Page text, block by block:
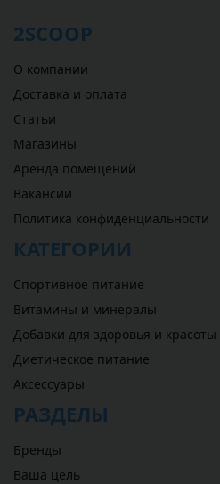
2SCOOP
О компании
Доставка и оплата
Статьи
Магазины
Аренда помещений
Вакансии
Политика конфиденциальности
КАТЕГОРИИ
Спортивное питание
Витамины и минералы
Добавки для здоровья и красоты
Диетическое питание
Аксессуары
РАЗДЕЛЫ
Бренды
Ваша цель